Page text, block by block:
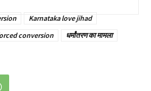
Karnataka love jihad
conversion
धर्मांतरण का मामला